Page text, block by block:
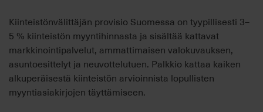
Kiinteistönvälittäjän provisio Suomessa on tyypillisesti 3–
5 % kiinteistön myyntihinnasta ja sisältää kattavat
markkinointipalvelut, ammattimaisen valokuvauksen,
asuntoesittelyt ja neuvottelutuen. Palkkio kattaa kaiken
alkuperäisestä kiinteistön arvioinnista lopullisten
myyntiasiakirjojen täyttämiseen.